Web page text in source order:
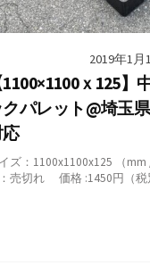
2019年1月
1100×1100ｘ125
クパレット@埼玉
ズ：1100x1100x125 （
売切れ 価格 :1450円（税